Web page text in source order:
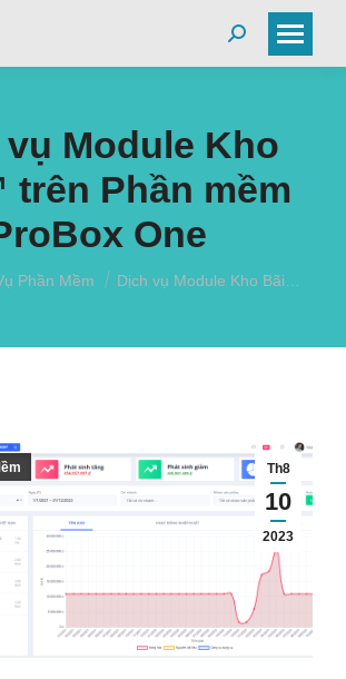
Search:
Module Kho
Phần mềm
One
Phần Mềm Dịch vụ Module Kho Bãi…
Th8
10
2023